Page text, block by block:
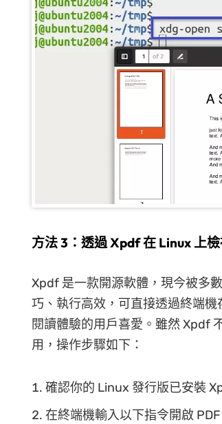
方法 3：透過 Xpdf 在 Linux 上
Xpdf 是一款開源軟體，現今被多
巧、執行高效，可直接透過終端
閱讀體驗的用戶喜愛。雖然 Xpdf
用，操作步驟如下：
確認你的 Linux 發行版已安裝
在終端機輸入以下指令開啟